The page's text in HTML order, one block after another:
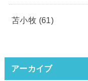
苫小牧 (61)
アーカイブ